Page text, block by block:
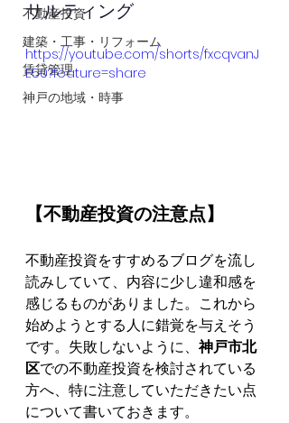
不動産投資
建築・工事・リフォーム
賃貸管理
神戸の地域・時事
サルティング
https://youtube.com/shorts/fxcqvanJ
E50?feature=share
【不動産投資の注意点】
不動産投資をすすめるブログを流し
読みしていて、内容に少し違和感を
感じるものがありました。これから
始めようとする人に錯覚を与えそう
です。失敗しないように、神戸市北
区での不動産投資を検討されている
方へ、特に注意していただきたい点
について書いておきます。